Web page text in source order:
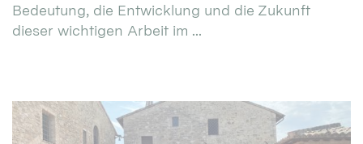
Bedeutung, die Entwicklung und die Zukunft
dieser wichtigen Arbeit im ...